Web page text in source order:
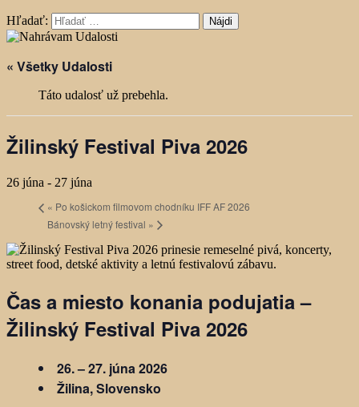
Hľadať:
« Všetky Udalosti
Táto udalosť už prebehla.
Žilinský Festival Piva 2026
26 júna - 27 júna
« Po košickom filmovom chodníku IFF AF 2026
Bánovský letný festival »
Čas a miesto konania podujatia –
Žilinský Festival Piva 2026
26. – 27. júna 2026
Žilina, Slovensko